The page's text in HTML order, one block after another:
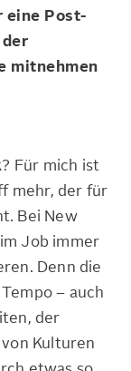
eine Post-
mitnehmen
Für mich ist
mehr, der für
Bei New
Job immer
Denn die
– auch
der
Kulturen